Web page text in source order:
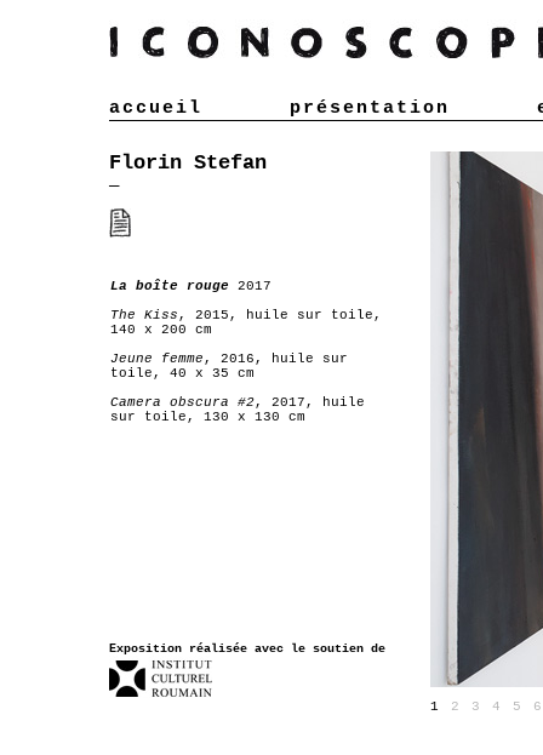
accueil présentation
La boîte rouge 2017
The Kiss , 2015, huile sur toile,
140 x 200 cm
Jeune femme , 2016, huile sur
toile, 40 x 35 cm
Camera obscura #2, 2017, huile
sur toile, 130 x 130 cm
1 2 3 4 5 6
Florin Stefan
—
Exposition réalisée avec le soutien de